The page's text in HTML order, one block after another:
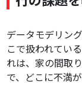
データモデリン
こで扱われてい
れは、家の間取
で、どこに不満